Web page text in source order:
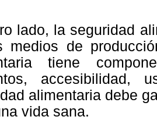
lado, la seguridad
medios de
tiene
accesibilidad,
alimentaria debe
vida sana.